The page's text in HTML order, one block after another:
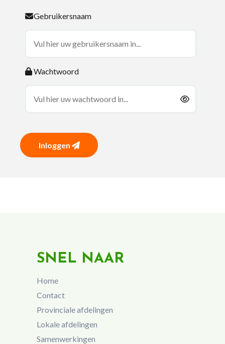
Gebruikersnaam
Wachtwoord
Inloggen
SNEL NAAR
Home
Contact
Provinciale afdelingen
Lokale afdelingen
Samenwerkingen